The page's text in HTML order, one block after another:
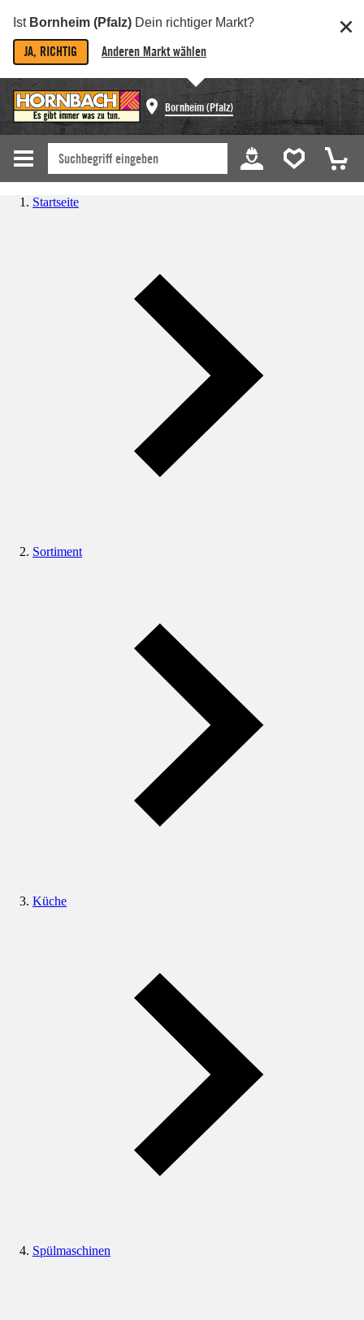
Ist Bornheim (Pfalz) Dein richtiger Markt?
JA, RICHTIG Anderen Markt wählen
Bornheim (Pfalz)
Startseite
Sortiment
Küche
Spülmaschinen